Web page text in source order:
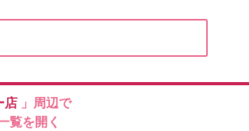
店 」周辺で
覧を開く